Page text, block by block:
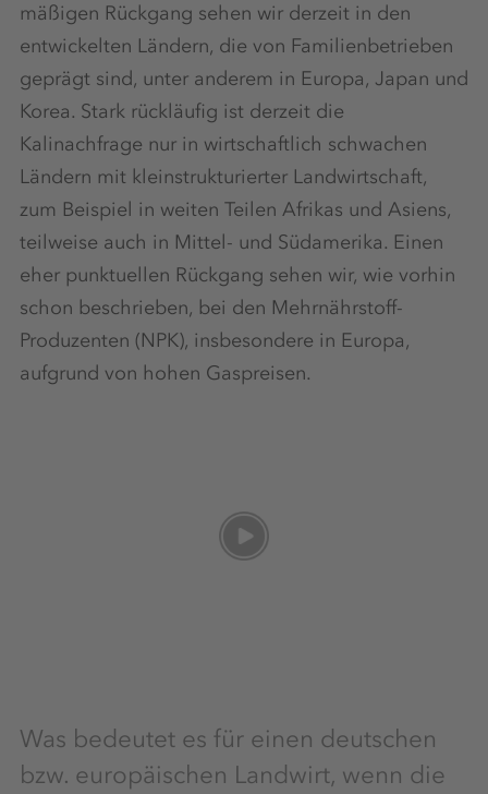
mäßigen Rückgang sehen wir derzeit in den
entwickelten Ländern, die von Familienbetrieben
geprägt sind, unter anderem in Europa, Japan und
Korea. Stark rückläufig ist derzeit die
Kalinachfrage nur in wirtschaftlich schwachen
Ländern mit kleinstrukturierter Landwirtschaft,
zum Beispiel in weiten Teilen Afrikas und Asiens,
teilweise auch in Mittel- und Südamerika. Einen
eher punktuellen Rückgang sehen wir, wie vorhin
schon beschrieben, bei den Mehrnährstoff-
Produzenten (NPK), insbesondere in Europa,
aufgrund von hohen Gaspreisen.
Was bedeutet es für einen deutschen
bzw. europäischen Landwirt, wenn die